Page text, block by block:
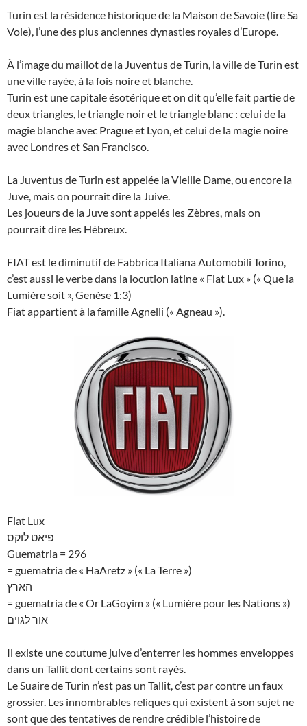
Turin est la résidence historique de la Maison de Savoie (lire Sa
Voie), l’une des plus anciennes dynasties royales d’Europe.
À l’image du maillot de la Juventus de Turin, la ville de Turin est
une ville rayée, à la fois noire et blanche.
Turin est une capitale ésotérique et on dit qu’elle fait partie de
deux triangles, le triangle noir et le triangle blanc : celui de la
magie blanche avec Prague et Lyon, et celui de la magie noire
avec Londres et San Francisco.
La Juventus de Turin est appelée la Vieille Dame, ou encore la
Juve, mais on pourrait dire la Juive.
Les joueurs de la Juve sont appelés les Zèbres, mais on
pourrait dire les Hébreux.
FIAT est le diminutif de Fabbrica Italiana Automobili Torino,
c’est aussi le verbe dans la locution latine « Fiat Lux » (« Que la
Lumière soit », Genèse 1:3)
Fiat appartient à la famille Agnelli (« Agneau »).
Fiat Lux
פיאט לוקס
Guematria = 296
= guematria de « HaAretz » (« La Terre »)
הארץ
= guematria de « Or LaGoyim » (« Lumière pour les Nations »)
אור לגוים
Il existe une coutume juive d’enterrer les hommes enveloppes
dans un Tallit dont certains sont rayés.
Le Suaire de Turin n’est pas un Tallit, c’est par contre un faux
grossier. Les innombrables reliques qui existent à son sujet ne
sont que des tentatives de rendre crédible l’histoire de